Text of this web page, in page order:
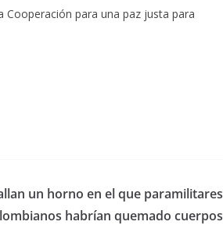
Cooperación para una paz justa para
un horno en el que paramilitares
habrían quemado cuerpos